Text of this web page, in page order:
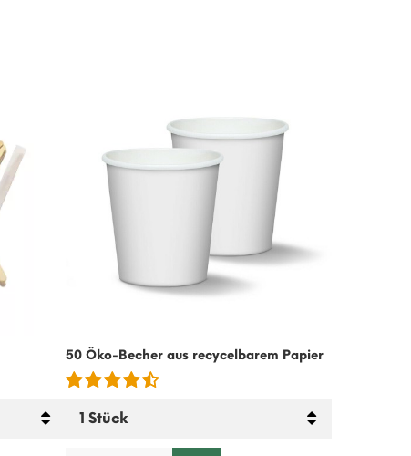
50 Öko-Becher aus recycelbarem Papier